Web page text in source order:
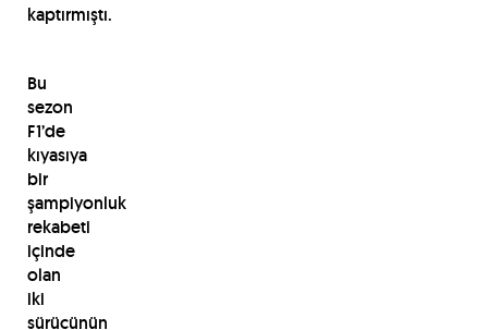
kaptırmıştı.
Bu
sezon
F1’de
kıyasıya
bir
şampiyonluk
rekabeti
içinde
olan
iki
sürücünün